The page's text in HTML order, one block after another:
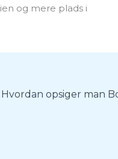
og mere plads i
Hvordan opsiger man